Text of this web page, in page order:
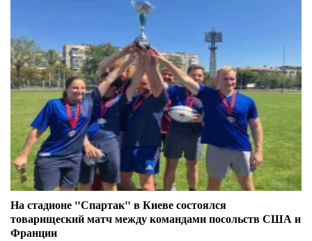
На стадионе "Спартак" в Киеве состоялся
товарищеский матч между командами посольств США и
Франции